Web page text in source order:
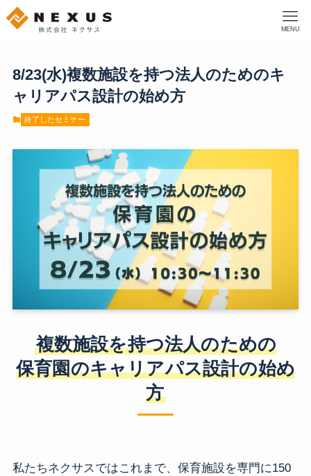
MENU
8/23(水)複数施設を持つ法人のためのキ
ャリアパス設計の始め方
終了したセミナー
複数施設を持つ法人のための
保育園のキャリアパス設計の始め
方
私たちネクサスではこれまで、保育施設を専門に150